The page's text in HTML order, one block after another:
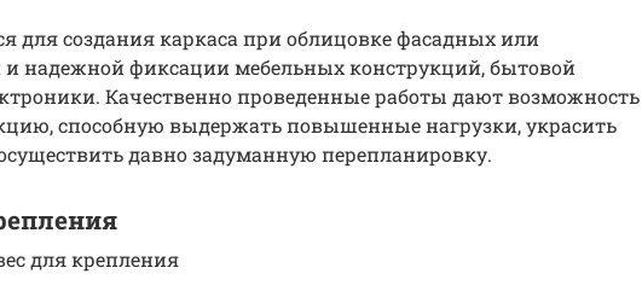
для создания каркаса при облицовке фасадных или
и надежной фиксации мебельных конструкций, бытовой
Качественно проведенные работы дают возможность
способную выдержать повышенные нагрузки, украсить
давно задуманную перепланировку.
для крепления